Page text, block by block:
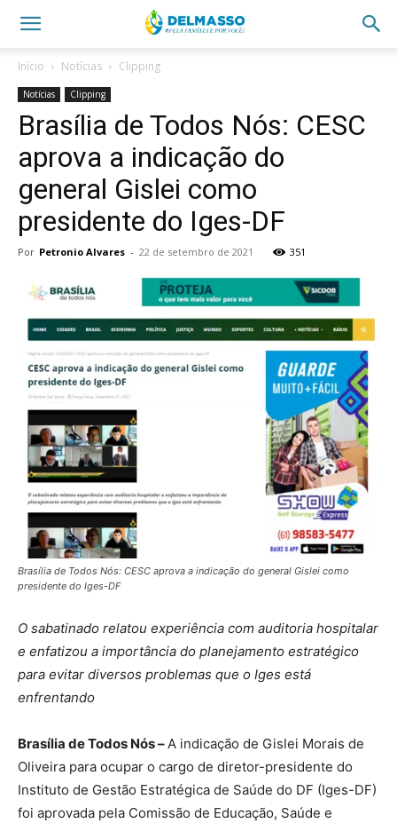
Início Notícias Clipping
Notícias Clipping
Brasília de Todos Nós: CESC
aprova a indicação do
general Gislei como
presidente do Iges-DF
Por Petronio Alvares - 22 de setembro de 2021 351
Brasília de Todos Nós: CESC aprova a indicação do general Gislei como
presidente do Iges-DF
O sabatinado relatou experiência com auditoria hospitalar
e enfatizou a importância do planejamento estratégico
para evitar diversos problemas que o Iges está
enfrentando
Brasília de Todos Nós –A indicação de Gislei Morais de
Oliveira para ocupar o cargo de diretor-presidente do
Instituto de Gestão Estratégica de Saúde do DF (Iges-DF)
foi aprovada pela Comissão de Educação, Saúde e